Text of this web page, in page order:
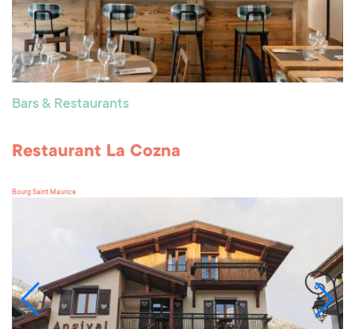
Bars & Restaurants
Restaurant La Cozna
Bourg Saint Maurice